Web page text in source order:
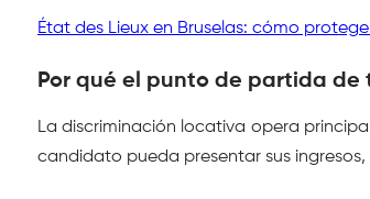
État des Lieux en Bruselas: cómo
Por qué el punto de partida
La discriminación locativa opera
candidato pueda presentar sus